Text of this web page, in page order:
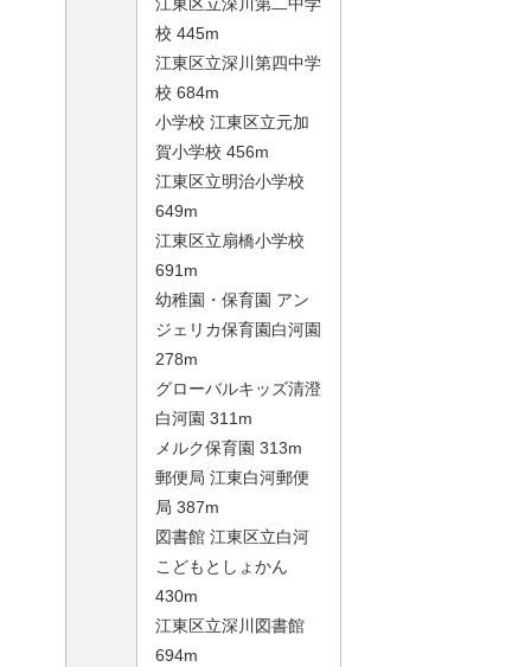
校 445m
江東区立深川第四中学
校 684m
小学校 江東区立元加
賀小学校 456m
江東区立明治小学校
649m
江東区立扇橋小学校
691m
幼稚園・保育園 アン
ジェリカ保育園白河園
278m
グローバルキッズ清澄
白河園 311m
メルク保育園 313m
郵便局 江東白河郵便
局 387m
図書館 江東区立白河
こどもとしょかん
430m
江東区立深川図書館
694m